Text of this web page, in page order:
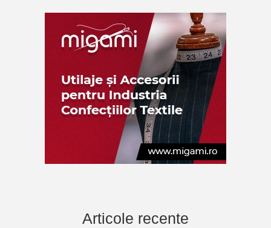
Articole recente